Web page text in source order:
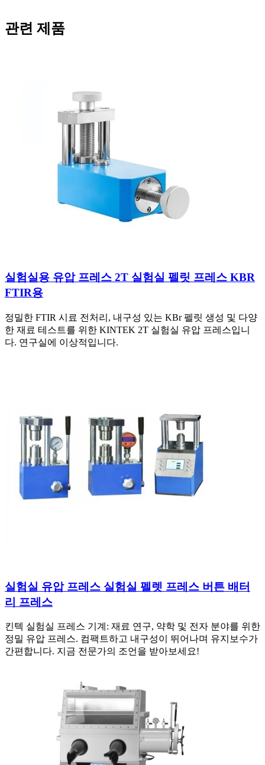
관련 제품
실험실용 유압 프레스 2T 실험실 펠릿 프레스 KBR
FTIR용
정밀한 FTIR 시료 전처리, 내구성 있는 KBr 펠릿 생성 및 다양
한 재료 테스트를 위한 KINTEK 2T 실험실 유압 프레스입니
다. 연구실에 이상적입니다.
실험실 유압 프레스 실험실 펠렛 프레스 버튼 배터
리 프레스
킨텍 실험실 프레스 기계: 재료 연구, 약학 및 전자 분야를 위한
정밀 유압 프레스. 컴팩트하고 내구성이 뛰어나며 유지보수가
간편합니다. 지금 전문가의 조언을 받아보세요!